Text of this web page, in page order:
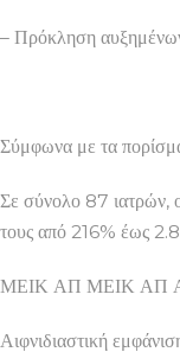
– Πρόκληση
Σύμφωνα με τα
Σε σύνολο 87 ιατρών,
τους από 216% έως
ΜΕΙΚ ΑΠ ΜΕΙΚ ΑΠ Αντ.
Αιφνιδιαστική